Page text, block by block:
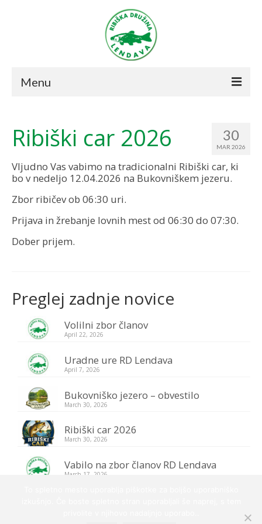
Menu
O društvu
Ribolov
Režim 2021
Kontakt
Vstop za člane
30
MAR 2026
Ribiški car 2026
Vljudno Vas vabimo na tradicionalni Ribiški car, ki
bo v nedeljo 12.04.2026 na Bukovniškem jezeru.
Zbor ribičev ob 06:30 uri.
Prijava in žrebanje lovnih mest od 06:30 do 07:30.
Dober prijem.
Preglej zadnje novice
Volilni zbor članov
April 22, 2026
Uradne ure RD Lendava
April 7, 2026
Bukovniško jezero – obvestilo
March 30, 2026
Ribiški car 2026
March 30, 2026
Vabilo na zbor članov RD Lendava
March 17, 2026